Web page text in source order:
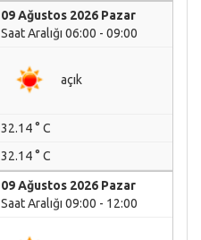
09 Ağustos 2026 Pazar
Saat Aralığı 06:00 - 09:00
açık
32.14 ° C
32.14 ° C
09 Ağustos 2026 Pazar
Saat Aralığı 09:00 - 12:00